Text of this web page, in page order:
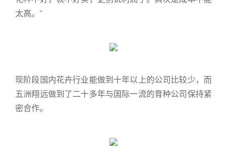
太高。”
现阶段国内花卉行业能做到十年以上的公司比较少，而
五洲翔远做到了二十多年与国际一流的育种公司保持紧
密合作。